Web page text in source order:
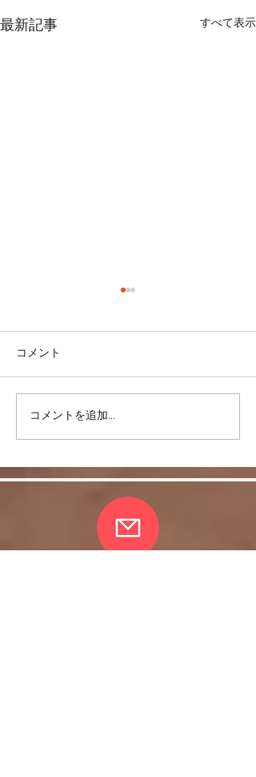
最新記事 すべて表示
股関節をケアして脚を美
しく！
コメント
コメントを追加…